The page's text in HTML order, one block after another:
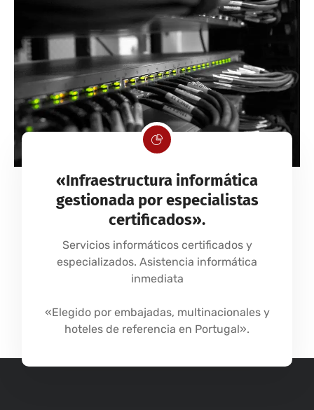
«Infraestructura informática
gestionada por especialistas
certificados».
Servicios informáticos certificados y
especializados. Asistencia informática
inmediata
«Elegido por embajadas, multinacionales y
hoteles de referencia en Portugal».